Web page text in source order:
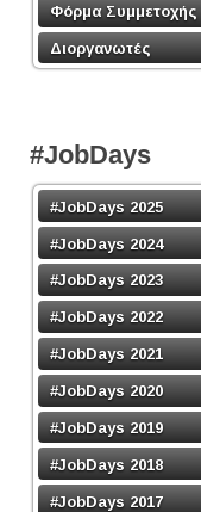
Φόρμα Συμμετοχής
Διοργανωτές
#JobDays
#JobDays 2025
#JobDays 2024
#JobDays 2023
#JobDays 2022
#JobDays 2021
#JobDays 2020
#JobDays 2019
#JobDays 2018
#JobDays 2017